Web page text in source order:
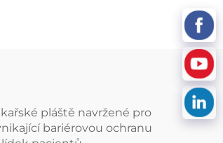
pláště navržené pro
bariérovou ochranu